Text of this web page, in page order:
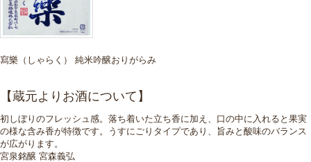
寫樂（しゃらく） 純米吟醸おりがらみ
【蔵元よりお酒について】
初しぼりのフレッシュ感。落ち着いた立ち香に加え、口の中に入れると果実
の様な含み香が特徴です。うすにごりタイプであり、旨みと酸味のバランス
が広がります。
宮泉銘醸 宮森義弘